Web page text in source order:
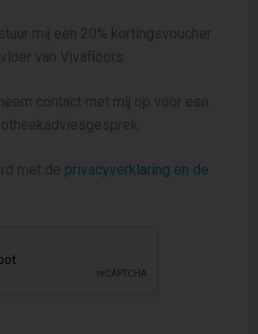
mij een 20% kortingsvoucher
van Vivafloors
contact met mij op voor een
met de privacyverklaring en de